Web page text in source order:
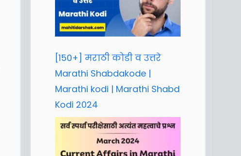
[150+] मराठी कोडी व उत्तरे
Marathi Shabdakode |
Marathi kodi | Marathi Shabd
Kodi 2024